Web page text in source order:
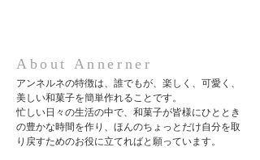
About Annerner
アンネルネの特徴は、誰でもが、楽しく、可愛く、
美しい和菓子を簡単作れることです。
忙しい日々の生活の中で、和菓子が皆様にひととき
の豊かな時間を作り、ほんのちょっとだけ自分を取
り戻すためのお役に立てればと願っています。